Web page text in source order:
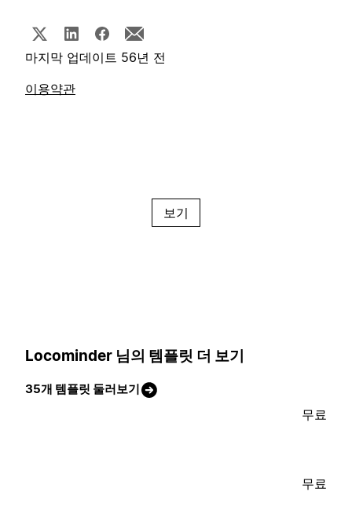
마지막 업데이트 56년 전
이용약관
보기
Locominder 님의 템플릿 더 보기
35개 템플릿 둘러보기
무료
무료